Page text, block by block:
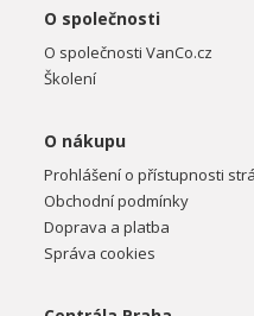
O společnosti
O společnosti VanCo.cz
Školení
O nákupu
Prohlášení o přístupnosti
Obchodní podmínky
Doprava a platba
Správa cookies